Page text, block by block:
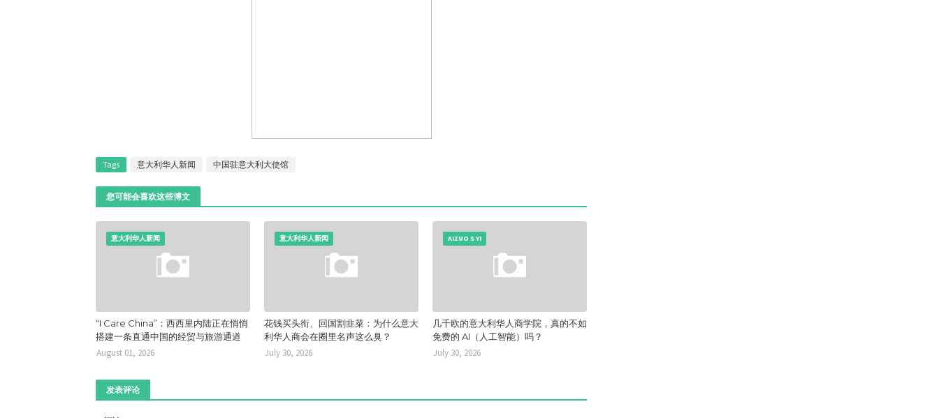
Tags 意大利华人新闻 中国驻意大利大使馆
您可能会喜欢这些博文
意大利华人新闻
“I Care China”：西西里内陆正在悄悄
搭建一条直通中国的经贸与旅游通道
August 01, 2026
意大利华人新闻
花钱买头衔、回国割韭菜：为什么意大
利华人商会在圈里名声这么臭？
July 30, 2026
AIZUO S YI
几千欧的意大利华人商学院，真的不如
免费的 AI（人工智能）吗？
July 30, 2026
发表评论